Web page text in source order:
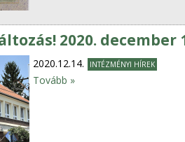
2020. december
2020.12.14. INTÉZMÉNYI HÍREK
Tovább »